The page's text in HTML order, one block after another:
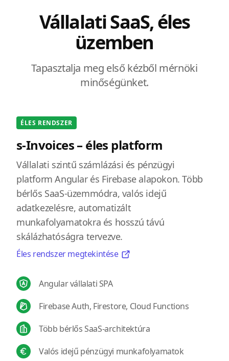
Vállalati SaaS, éles
üzemben
Tapasztalja meg első kézből mérnöki
minőségünket.
ÉLES RENDSZER
s-Invoices – éles platform
Vállalati szintű számlázási és pénzügyi
platform Angular és Firebase alapokon. Több
bérlős SaaS-üzemmódra, valós idejű
adatkezelésre, automatizált
munkafolyamatokra és hosszú távú
skálázhatóságra tervezve.
Éles rendszer megtekintése
Angular vállalati SPA
Firebase Auth, Firestore, Cloud Functions
Több bérlős SaaS-architektúra
Valós idejű pénzügyi munkafolyamatok